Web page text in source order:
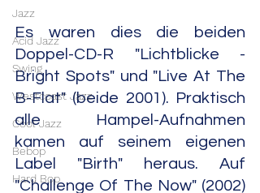
Jazz
Acid Jazz
Swing
Westcoast Jazz
Cool Jazz
Bebop
Hard Bop
Es waren dies die beiden
Doppel-CD-R "Lichtblicke -
Bright Spots" und "Live At The
B-Flat" (beide 2001). Praktisch
alle Hampel-Aufnahmen
kamen auf seinem eigenen
Label "Birth" heraus. Auf
"Challenge Of The Now" (2002)